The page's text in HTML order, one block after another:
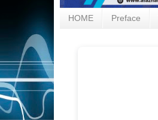
HOME Preface